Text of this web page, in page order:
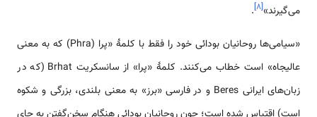
می‌گیرند»[۸]
.
«سیامی‌ها روحانیان بودائی خود را فقط با کلمهٔ «پرا (Phra) که به معنی
عالیجاه» است خطاب می‌کنند. کلمهٔ «پرا» از سانسکریت Brhat (که در
زبان‌های ایرانی Beres و در فارسی «برز» به معنی بلندی، بزرگی و شکوه